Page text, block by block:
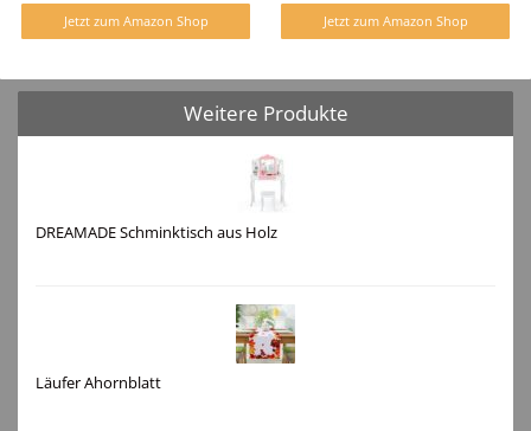
Jetzt zum Amazon Shop Jetzt zum Amazon Shop
Weitere Produkte
DREAMADE Schminktisch aus Holz
Läufer Ahornblatt